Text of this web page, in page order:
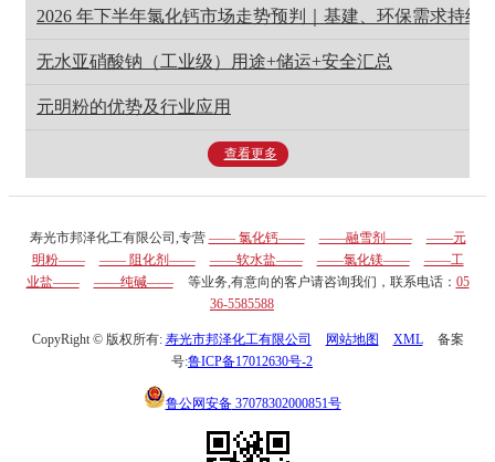
2026 年下半年氯化钙市场走势预判｜基建、环保需求持续
无水亚硝酸钠（工业级）用途+储运+安全汇总
元明粉的优势及行业应用
查看更多
寿光市邦泽化工有限公司,专营 —— 氯化钙—— ——融雪剂——
——元
明粉——
—— 阻化剂—— ——软水盐—— ——氯化镁——
——工
业盐——
——纯碱—— 等业务,有意向的客户请咨询我们，联系电话： 05
36-5585588
CopyRight © 版权所有: 寿光市邦泽化工有限公司 网站地图 XML
备案
号:鲁ICP备17012630号-2
鲁公网安备37078302000851号